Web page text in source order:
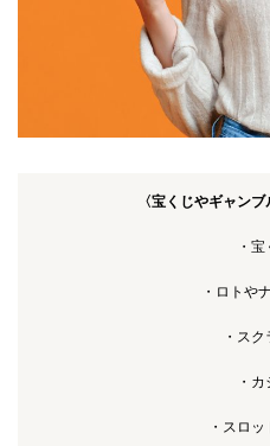
〈宝くじやギャン
・宝
・ロトや
・ス
・カ
・スロ